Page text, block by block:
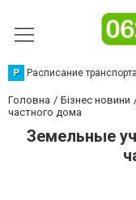
Р Расписание транспорта
Головна Бізнес новини
частного дома
Земельные